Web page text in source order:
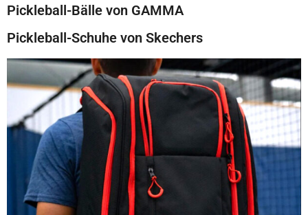
Pickleball-Bälle von GAMMA
Pickleball-Schuhe von Skechers